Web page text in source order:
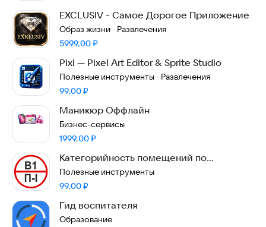
EXCLUSIV - Самое Дорогое Приложение
Образ жизни · Развлечения
Цена:
5999,00₽
Pixl — Pixel Art Editor & Sprite Studio
Полезные инструменты · Развлечения
Цена:
99,00₽
Маникюр Оффлайн
Бизнес-сервисы
Цена:
1999,00₽
Категорийность помещений по
пожарной безопасности
Полезные инструменты
Цена:
99,00₽
Гид воспитателя
Образование